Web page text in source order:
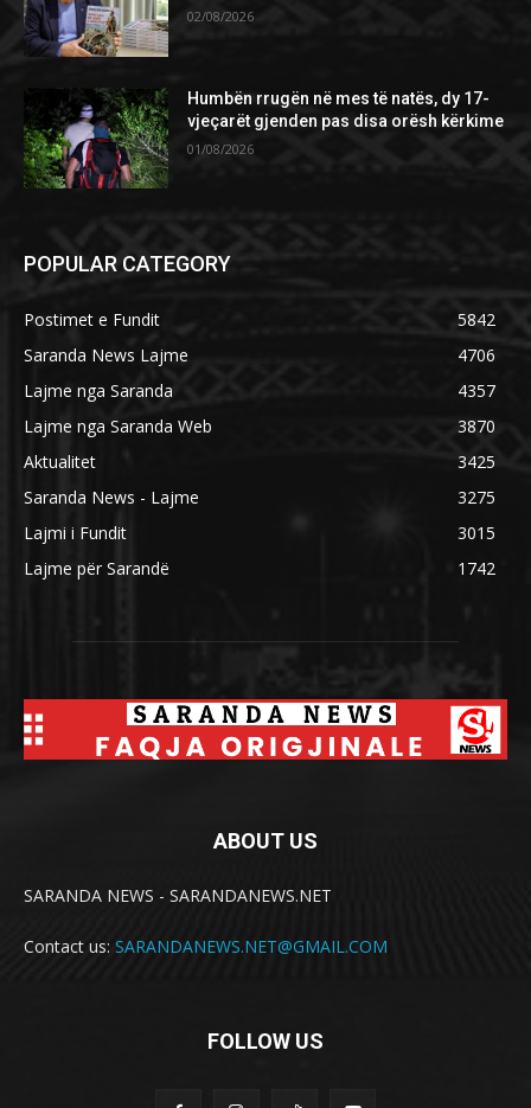
02/08/2026
Humbën rrugën në mes të natës, dy 17-
vjeçarët gjenden pas disa orësh kërkime
01/08/2026
POPULAR CATEGORY
Postimet e Fundit
5842
Saranda News Lajme
4706
Lajme nga Saranda
4357
Lajme nga Saranda Web
3870
Aktualitet
3425
Saranda News - Lajme
3275
Lajmi i Fundit
3015
Lajme për Sarandë
1742
ABOUT US
SARANDA NEWS - SARANDANEWS.NET
Contact us: SARANDANEWS.NET@GMAIL.COM
FOLLOW US